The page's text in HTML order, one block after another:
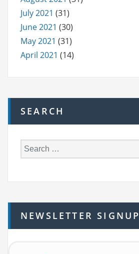
July 2021 (31)
June 2021 (30)
May 2021 (31)
April 2021 (14)
SEARCH
e
h
f
o
NEWSLETTER SIGNUP